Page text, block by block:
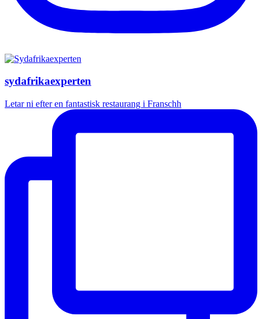
sydafrikaexperten
Letar ni efter en fantastisk restaurang i Franschh